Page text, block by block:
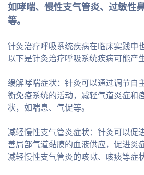
如哮喘、慢性支气管炎、过敏性
等。
针灸治疗呼吸系统疾病在临床实践中
以下是针灸治疗呼吸系统疾病可能产
缓解哮喘症状：针灸可以通过调节自
衡免疫系统的活动，减轻气道炎症和
状，如喘息、气促等。
减轻慢性支气管炎症状：针灸可以促
善局部气道黏膜的血液供应，促进炎
减轻慢性支气管炎的咳嗽、咳痰等症状